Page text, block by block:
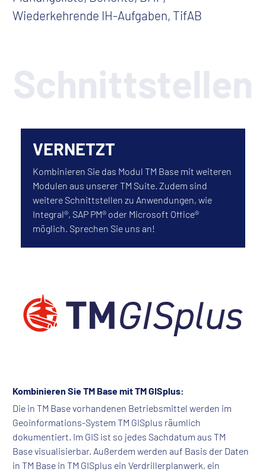
Wiederkehrende IH-Aufgaben, TifAB
Schnittstellen
VERNETZT
Kombinieren Sie das Modul TM Base mit weiteren
Modulen aus unserer TM Suite. Zudem sind
weitere Schnittstellen zu Anwendungen, wie
Integral®, SAP PM® oder Microsoft Office®
möglich. Sprechen Sie uns an!
Kombinieren Sie TM Base mit TM GISplus:
Die in TM Basevorhandenen Betriebsmittel werden im
Geoinformations-System TM GISplus räumlich
dokumentiert. Im GIS ist so jedes Sachdatum aus TM
Basevisualisierbar. Außerdem werden auf Basis der Daten
in TM Base in TM GISplus ein Verdrillerplanwerk, ein